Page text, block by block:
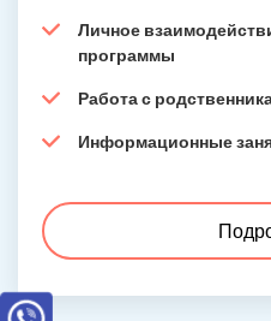
Личное
программы
Работа с
Информационные